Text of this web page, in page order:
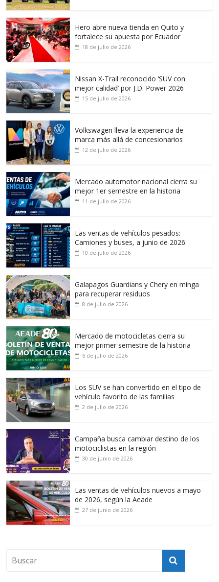
Hero abre nueva tienda en Quito y
fortalece su apuesta por Ecuador
18 de julio de 2026
Nissan X-Trail reconocido ‘SUV con
mejor calidad’ por J.D. Power 2026
15 de julio de 2026
Volkswagen lleva la experiencia de
marca más allá de concesionarios
12 de julio de 2026
Mercado automotor nacional cierra su
mejor 1er semestre en la historia
11 de julio de 2026
Las ventas de vehículos pesados:
Camiones y buses, a junio de 2026
10 de julio de 2026
Galapagos Guardians y Chery en minga
para recuperar residuos
8 de julio de 2026
Mercado de motocicletas cierra su
mejor primer semestre de la historia
6 de julio de 2026
Los SUV se han convertido en el tipo de
vehículo favorito de las familias
2 de julio de 2026
Campaña busca cambiar destino de los
motociclistas en la región
30 de junio de 2026
Las ventas de vehículos nuevos a mayo
de 2026, según la Aeade
27 de junio de 2026